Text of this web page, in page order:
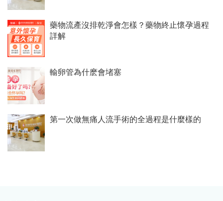
藥物流產沒排乾淨會怎樣？藥物終止懷孕過程
詳解
輸卵管為什麽會堵塞
第一次做無痛人流手術的全過程是什麼樣的